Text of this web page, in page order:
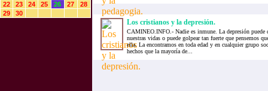
22
23 24 25 26 27
28
29
30
Los cristianos y la depresión.
CAMINEO.INFO.- Nadie es inmune. La depresión puede
nuestras vidas o puede golpear tan fuerte que pensemos
ella. La encontramos en toda edad y en cualquier grupo
hechos que la mayoría de...